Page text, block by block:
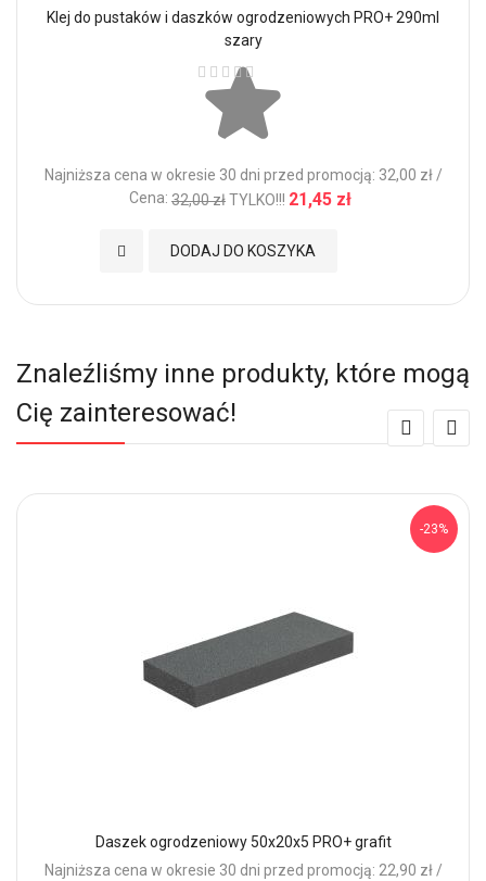
Klej do pustaków i daszków ogrodzeniowych PRO+ 290ml
szary
Ocena:
Najniższa cena w okresie 30 dni przed promocją: 32,00 zł /
Cena: 32,00 złTYLKO!!! 21,45 zł
DODAJ DO KOSZYKA
Dodaj do Ulubionych
Znaleźliśmy inne produkty, które mogą
Cię zainteresować!
-23%
Daszek ogrodzeniowy 50x20x5 PRO+ grafit
Najniższa cena w okresie 30 dni przed promocją: 22,90 zł /